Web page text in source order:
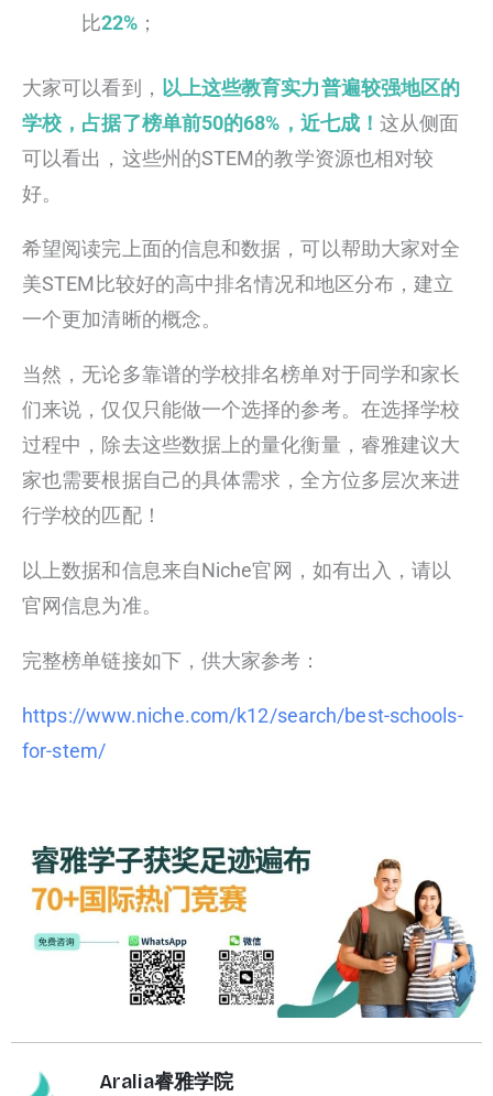
比22% ；
大家可以看到， 以上这些教育实力普遍较强地区的
学校，占据了榜单前50的68%，近七成！ 这从侧面
可以看出，这些州的STEM的教学资源也相对较
好。
希望阅读完上面的信息和数据，可以帮助大家对全
美STEM比较好的高中排名情况和地区分布，建立
一个更加清晰的概念。
当然，无论多靠谱的学校排名榜单对于同学和家长
们来说，仅仅只能做一个选择的参考。在选择学校
过程中，除去这些数据上的量化衡量，睿雅建议大
家也需要根据自己的具体需求，全方位多层次来进
行学校的匹配！
以上数据和信息来自Niche官网，如有出入，请以
官网信息为准。
完整榜单链接如下，供大家参考：
https://www.niche.com/k12/search/best-schools-
for-stem/
Aralia睿雅学院